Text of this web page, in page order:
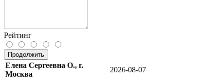
Рейтинг
Продолжить
Елена Сергеевна О., г.
Москва
2026-08-07